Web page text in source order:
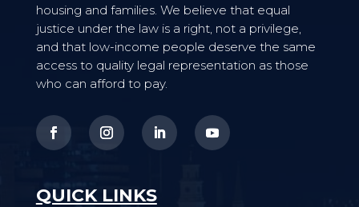
housing and families. We believe that equal
justice under the law is a right, not a privilege,
and that low-income people deserve the same
access to quality legal representation as those
who can afford to pay.
QUICK LINKS